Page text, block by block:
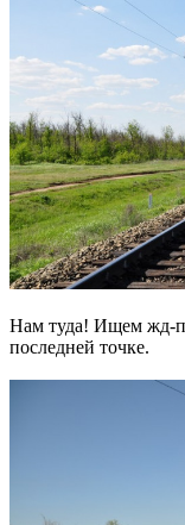
Нам туда! Ищем жд-
последней точке.